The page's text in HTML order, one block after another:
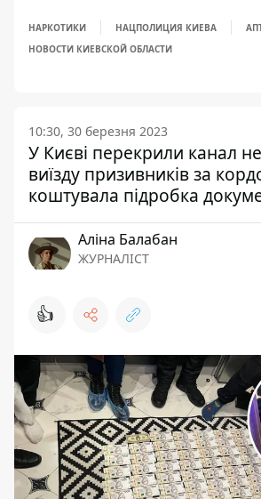
НАРКОТИКИ НАЦПОЛИЦИЯ КИЕВА
НОВОСТИ КИЕВСКОЙ ОБЛАСТИ
10:30, 30 березня 2023
У Києві перекрили канал
виїзду призивників за
коштувала підробка
Аліна Балабан
ЖУРНАЛІСТ
👍